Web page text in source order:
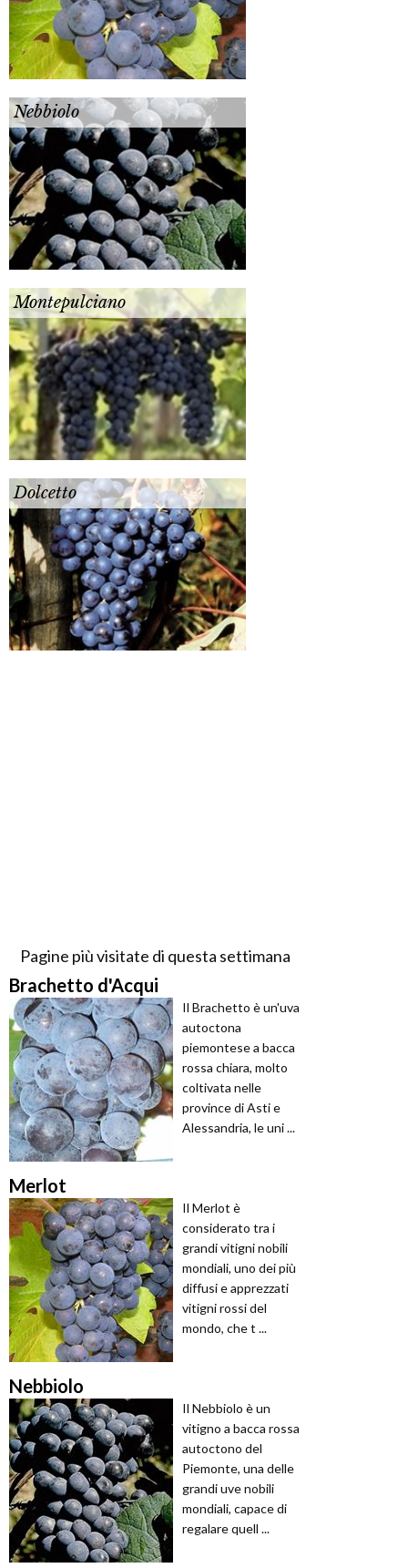
Nebbiolo
Montepulciano
Dolcetto
Pagine più visitate di questa settimana
Brachetto d'Acqui
Il Brachetto è un'uva
autoctona
piemontese a bacca
rossa chiara, molto
coltivata nelle
province di Asti e
Alessandria, le uni ...
Merlot
Il Merlot è
considerato tra i
grandi vitigni nobili
mondiali, uno dei più
diffusi e apprezzati
vitigni rossi del
mondo, che t ...
Nebbiolo
Il Nebbiolo è un
vitigno a bacca rossa
autoctono del
Piemonte, una delle
grandi uve nobili
mondiali, capace di
regalare quell ...